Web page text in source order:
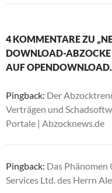
4 KOMMENTARE ZU
DOWNLOAD-ABZOCKE
AUF
Pingback: Der
Verträgen und
Portale | Abzocknews.de
Pingback: Das
Services Ltd. des Herrn